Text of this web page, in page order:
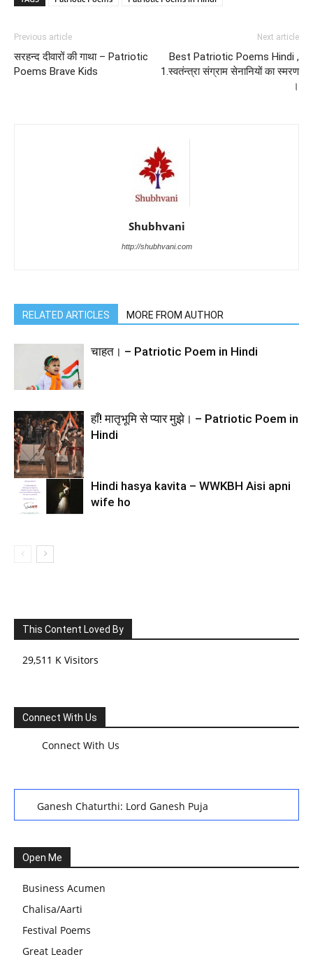
Previous article
सरहन्द दीवारों की गाथा – Patriotic
Poems Brave Kids
Next article
Best Patriotic Poems Hindi ,
1.स्वतंन्त्रा संग्राम सेनानियों का स्मरण
।
Shubhvani
http://shubhvani.com
RELATED ARTICLES MORE FROM AUTHOR
चाहत। – Patriotic Poem in Hindi
हाँ! मातृभूमि से प्यार मुझे। – Patriotic Poem in
Hindi
Hindi hasya kavita – WWKBH Aisi apni
wife ho
This Content Loved By
29,511 K Visitors
Connect With Us
Connect With Us
Ganesh Chaturthi: Lord Ganesh Puja
Festival: A Celebration of Tradition and Womanhood
स्वामी अवधेशानंद जी गिरि के जीवन सूत्र:किन चीजों के कारण लोग अशांत
और असंतुलित रहते हैं?
आज का जीवन मंत्र:महिलाएं पुरुषों से श्रेष्ठ होती हैं, हमेशा उनका सम्मान
करना चाहिए और उन्हें पूजनीय दृष्टि से देखना चाहिए
वट सावित्री पूजा विधि और कथा:इस व्रत में सौलह श्रृंगार से सजती हैं
Open Me
Business Acumen
Chalisa/Aarti
Festival Poems
Great Leader